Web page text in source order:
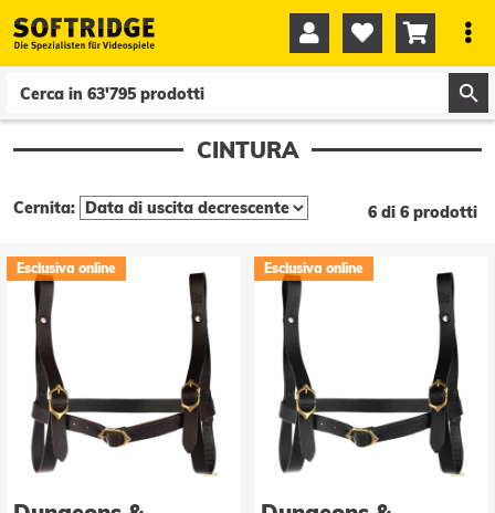
   
CINTURA
Cernita: 6 di 6 prodotti
Esclusiva online Esclusiva online